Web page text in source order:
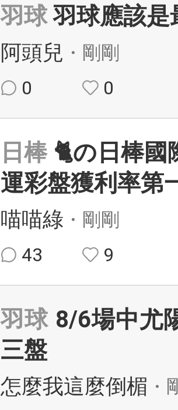
羽球 羽球應該是
阿頭兒 ・剛剛
0
0
日棒 🐈の日棒
運彩盤獲利率第
喵喵綠 ・剛剛
43
9
羽球 8/6場中尤
三盤
怎麼我這麼倒楣 ・